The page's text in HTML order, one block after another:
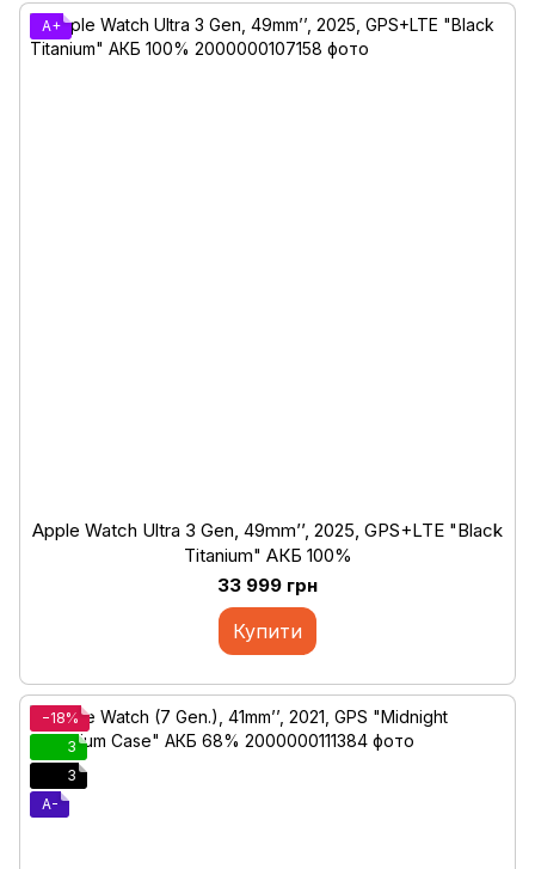
A+
Apple Watch Ultra 3 Gen, 49mm’’, 2025, GPS+LTE "Black
Titanium" АКБ 100%
33 999 грн
Купити
−18%
3
3
A-